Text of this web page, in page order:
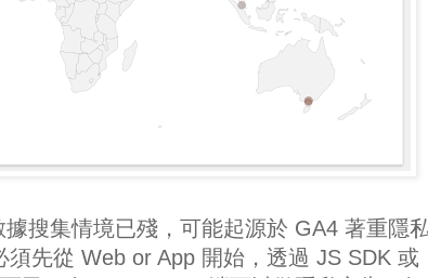
搜集情境已殘，可能起源於 GA4 著重隱
先從 Web or App 開始，透過 JS SDK 或